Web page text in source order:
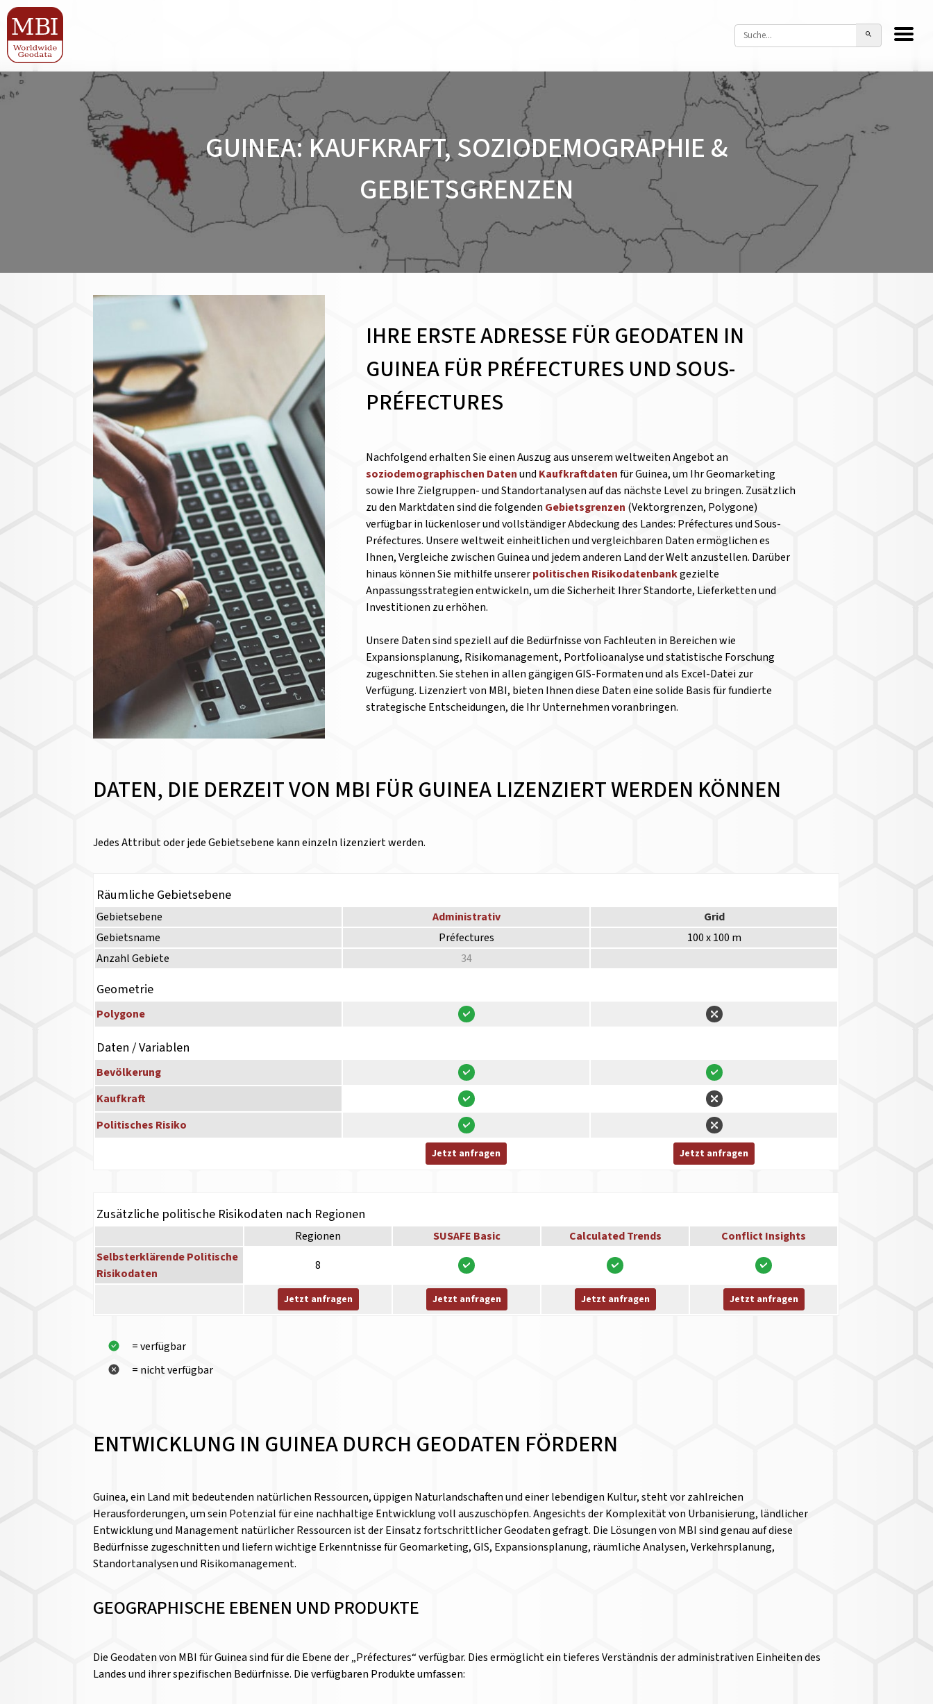
GUINEA: KAUFKRAFT, SOZIODEMOGRAPHIE &
GEBIETSGRENZEN
IHRE ERSTE ADRESSE FÜR GEODATEN IN
GUINEA FÜR PRÉFECTURES UND SOUS-
PRÉFECTURES
Nachfolgend erhalten Sie einen Auszug aus unserem weltweiten Angebot an
soziodemographischen Datenund Kaufkraftdatenfür Guinea, um Ihr Geomarketing
sowie Ihre Zielgruppen- und Standortanalysen auf das nächste Level zu bringen. Zusätzlich
zu den Marktdaten sind die folgenden Gebietsgrenzen (Vektorgrenzen, Polygone)
verfügbar in lückenloser und vollständiger Abdeckung des Landes: Préfectures und Sous-
Préfectures. Unsere weltweit einheitlichen und vergleichbaren Daten ermöglichen es
Ihnen, Vergleiche zwischen Guinea und jedem anderen Land der Welt anzustellen. Darüber
hinaus können Sie mithilfe unsererpolitischen Risikodatenbankgezielte
Anpassungsstrategien entwickeln, um die Sicherheit Ihrer Standorte, Lieferketten und
Investitionen zu erhöhen.
Unsere Daten sind speziell auf die Bedürfnisse von Fachleuten in Bereichen wie
Expansionsplanung, Risikomanagement, Portfolioanalyse und statistische Forschung
zugeschnitten. Sie stehen in allen gängigen GIS-Formaten und als Excel-Datei zur
Verfügung. Lizenziert von MBI, bieten Ihnen diese Daten eine solide Basis für fundierte
strategische Entscheidungen, die Ihr Unternehmen voranbringen.
DATEN, DIE DERZEIT VON MBI FÜR GUINEA LIZENZIERT WERDEN KÖNNEN
Jedes Attribut oder jede Gebietsebene kann einzeln lizenziert werden.
Räumliche Gebietsebene
Gebietsebene Administrativ
Grid
Gebietsname
Préfectures
100 x 100 m
Anzahl Gebiete
34
Geometrie
Polygone
Daten / Variablen
Bevölkerung
Kaufkraft
Politisches Risiko
Jetzt anfragen Jetzt anfragen
Zusätzliche politische Risikodaten nach Regionen
Regionen SUSAFE Basic Calculated Trends
Conflict Insights
Selbsterklärende Politische
Risikodaten
8
Jetzt anfragen Jetzt anfragen Jetzt anfragen Jetzt anfragen
= verfügbar
= nicht verfügbar
ENTWICKLUNG IN GUINEA DURCH GEODATEN FÖRDERN
Guinea, ein Land mit bedeutenden natürlichen Ressourcen, üppigen Naturlandschaften und einer lebendigen Kultur, steht vor zahlreichen
Herausforderungen, um sein Potenzial für eine nachhaltige Entwicklung voll auszuschöpfen. Angesichts der Komplexität von Urbanisierung, ländlicher
Entwicklung und Management natürlicher Ressourcen ist der Einsatz fortschrittlicher Geodaten gefragt. Die Lösungen von MBI sind genau auf diese
Bedürfnisse zugeschnitten und liefern wichtige Erkenntnisse für Geomarketing, GIS, Expansionsplanung, räumliche Analysen, Verkehrsplanung,
Standortanalysen und Risikomanagement.
GEOGRAPHISCHE EBENEN UND PRODUKTE
Die Geodaten von MBI für Guinea sind für die Ebene der „Préfectures“ verfügbar. Dies ermöglicht ein tieferes Verständnis der administrativen Einheiten des
Landes und ihrer spezifischen Bedürfnisse. Die verfügbaren Produkte umfassen: